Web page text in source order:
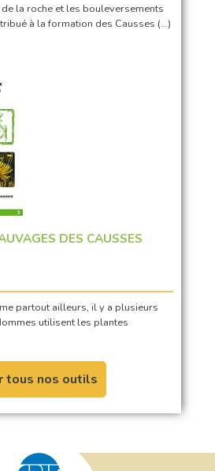
la roche et les bouleversements
à la formation des Causses (…)
DES CAUSSES
partout ailleurs, il y a plusieurs
utilisent les plantes
tous nos outils